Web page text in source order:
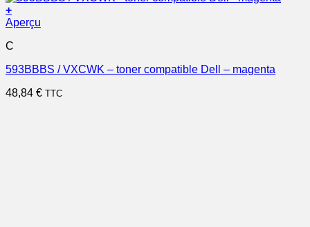
+
Aperçu
C
593BBBS / VXCWK – toner compatible Dell – magenta
48,84 € TTC